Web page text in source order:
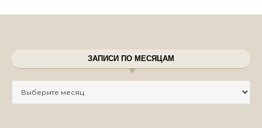
ЗАПИСИ ПО МЕСЯЦАМ